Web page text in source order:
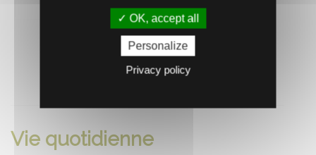
Vie quotidienne
OK, accept all
Personalize
Privacy policy